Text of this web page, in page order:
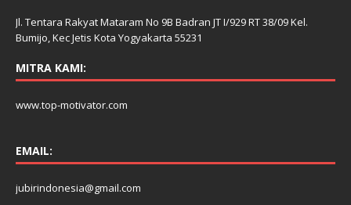
Jl. Tentara Rakyat Mataram No 9B Badran JT I/929 RT 38/09 Kel.
Bumijo, Kec Jetis Kota Yogyakarta 55231
MITRA KAMI:
www.top-motivator.com
EMAIL:
jubirindonesia@gmail.com